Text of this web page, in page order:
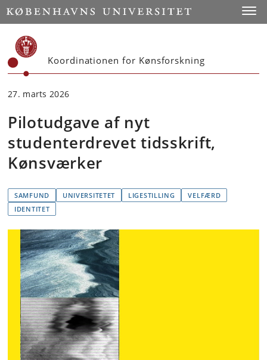
Start
Koordinationen for Kønsforskning
27. marts 2026
Pilotudgave af nyt
studenterdrevet tidsskrift,
Kønsværker
SAMFUND UNIVERSITETET LIGESTILLING
VELFÆRD
IDENTITET